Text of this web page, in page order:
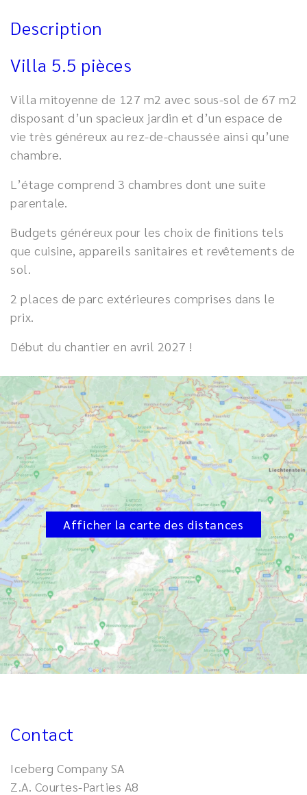
Description
Villa 5.5 pièces
Villa mitoyenne de 127 m2 avec sous-sol de 67 m2
disposant d’un spacieux jardin et d’un espace de
vie très généreux au rez-de-chaussée ainsi qu’une
chambre.
L’étage comprend 3 chambres dont une suite
parentale.
Budgets généreux pour les choix de finitions tels
que cuisine, appareils sanitaires et revêtements de
sol.
2 places de parc extérieures comprises dans le
prix.
Début du chantier en avril 2027 !
Afficher la carte des distances
Contact
Iceberg Company SA
Z.A. Courtes-Parties A8